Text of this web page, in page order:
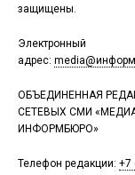
защищены.
Электронный
адрес:
ОБЪЕДИНЕННАЯ
СЕТЕВЫХ СМИ
ИНФОРМБЮРО»
Телефон редакции: +7